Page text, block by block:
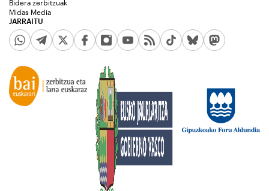
JARRAITU
Bidera zerbitzuak
Midas Media